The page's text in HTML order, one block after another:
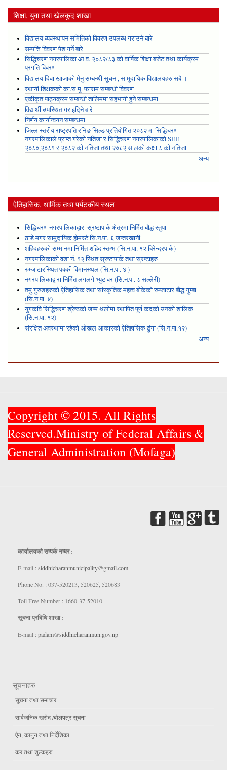
शिक्षा, युवा तथा खेलकुद शाखा
विद्यालय व्यवस्थापन समितिको विवरण उपलब्ध गराउने बारे
सम्पत्ति विवरण पेश गर्ने बारे
सिद्धिचरण नगरपालिका आ.व. २०८२/८३ को वार्षिक शिक्षा बजेट तथा कार्यक्रम
प्रगति विवरण
विद्यालय दिवा खाजाको मेनु सम्बन्धी सूचना, सामुदायिक विद्यालयहरु सबै ।
स्थायी शिक्षकको का.स.मू. फाराम सम्बन्धी विवरण
एकीकृत पाठ्यक्रम सम्बन्धी तालिममा सहभागी हुने सम्बन्धमा
विद्यार्थी उपस्थित गराइदिने बारे
निर्णय कार्यान्वयन सम्बन्धमा
जिल्लास्तरीय राष्ट्रपति रनिङ सिल्ड प्रतियोगित २०८२ मा सिद्धिचरण
नगरपालिकाले प्राप्त गरेकाे नतिजा र सिद्धिचरण नगरपालिकाको SEE
२०८०,२०८१ र २०८२ को नतिजा तथा २०८२ सालको कक्षा ८ को नतिजा
अन्य
ऐतिहासिक, धार्मिक तथा पर्यटकीय स्थल
सिद्धिचरण नगरपालिकाद्वारा स्रष्टापार्क क्षेत्रमा निर्मित बौद्ध स्तुपा
ठाडे मगर सामुदायिक होमस्टे सि.न.पा.-६ जन्तरखानी
शहिदहरुको सम्मानमा निर्मित शहिद स्तम्भ (सि.न.पा. १२ बिरेन्द्रपार्क)
नगरपालिकाको वडा नं. १२ स्थित स्रष्टापार्क तथा स्रष्टाहरु
रुम्जाटारस्थित पक्की विमानस्थल (सि.न.पा. ४ )
नगरपालिकाद्वारा निर्मित लगलगे भ्युटावर (सि.न.पा. ८ सल्लेरी)
तमु गुरुङहरुको ऐतिहासिक तथा सांस्कृतिक महत्व बोकेको रुम्जाटार बौद्ध गुम्बा
(सि.न.पा. ४)
युगकवि सिद्धिचरण श्रेष्ठको जन्म थलोमा स्थापित पूर्ण कदको उनको शालिक
(सि.न.पा. १२)
संरक्षित अवस्थामा रहेको ओखल आकारको ऐतिहासिक ढुंगा (सि.न.पा.१२)
अन्य
Copyright © 2015. All Rights
Reserved.Ministry of Federal Affairs &
General Administration (Mofaga)
कार्यालयकाे सम्पर्क नम्बर :
E-mail : siddhicharanmunicipality@gmail.com
Phone No. : 037-520213, 520625, 520683
Toll Free Number : 1660-37-52010
सूचना प्रबिधि शाखा :
E-mail : padam@siddhicharanmun.gov.np
सूचनाहरु
सूचना तथा समाचार
सार्वजनिक खरीद /बोलपत्र सूचना
ऐन, कानुन तथा निर्देशिका
कर तथा शुल्कहरु